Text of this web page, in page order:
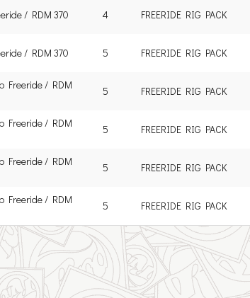
/ RDM 370 4 FREERIDE RIG PACK
/ RDM 370 5 FREERIDE RIG PACK
Freeride / RDM
5 FREERIDE RIG PACK
Freeride / RDM
5 FREERIDE RIG PACK
Freeride / RDM
5 FREERIDE RIG PACK
Freeride / RDM
5 FREERIDE RIG PACK